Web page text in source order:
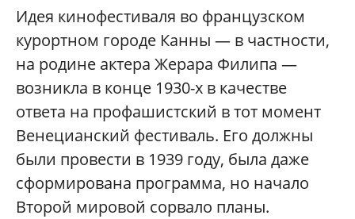
Идея кинофестиваля во французском
курортном городе Канны — в частности,
на родине актера Жерара Филипа —
возникла в конце 1930-х в качестве
ответа на профашистский в тот момент
Венецианский фестиваль. Его должны
были провести в 1939 году, была даже
сформирована программа, но начало
Второй мировой сорвало планы.